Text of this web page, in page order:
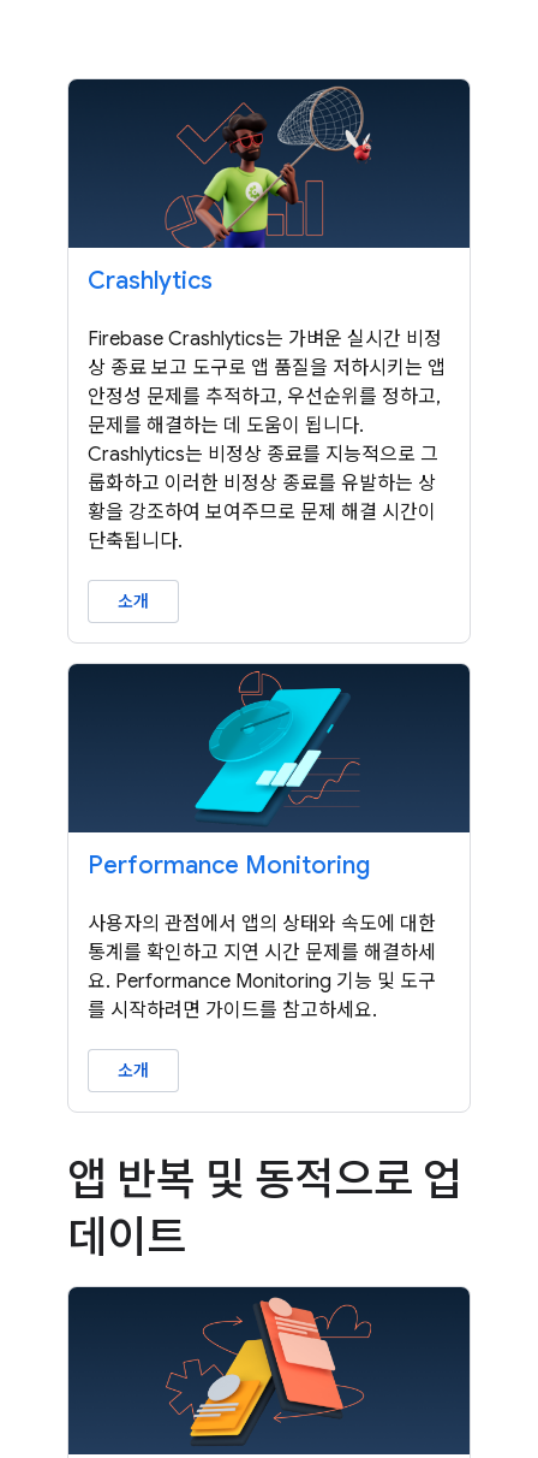
Crashlytics
Firebase Crashlytics는 가벼운 실시간 비정
상 종료 보고 도구로 앱 품질을 저하시키는 앱
안정성 문제를 추적하고, 우선순위를 정하고,
문제를 해결하는 데 도움이 됩니다.
Crashlytics는 비정상 종료를 지능적으로 그
룹화하고 이러한 비정상 종료를 유발하는 상
황을 강조하여 보여주므로 문제 해결 시간이
단축됩니다.
소개
Performance Monitoring
사용자의 관점에서 앱의 상태와 속도에 대한
통계를 확인하고 지연 시간 문제를 해결하세
요. Performance Monitoring 기능 및 도구
를 시작하려면 가이드를 참고하세요.
소개
앱 반복 및 동적으로 업
데이트